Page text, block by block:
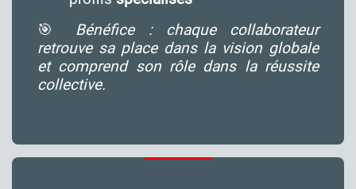
🎯 Bénéfice : chaque collaborateur
retrouve sa place dans la vision globale
et comprend son rôle dans la réussite
collective.